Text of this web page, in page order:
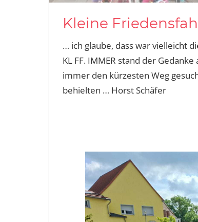
Kleine
… ich glaube, dass war vielleicht
KL FF. IMMER stand der
immer den kürzesten Weg
behielten … Horst Schäfer